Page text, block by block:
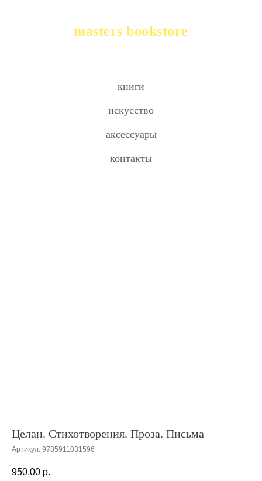
masters bookstore
книги
искусство
аксессуары
контакты
Целан. Стихотворения. Проза. Письма
Артикул: 9785911031596
950,00 р.